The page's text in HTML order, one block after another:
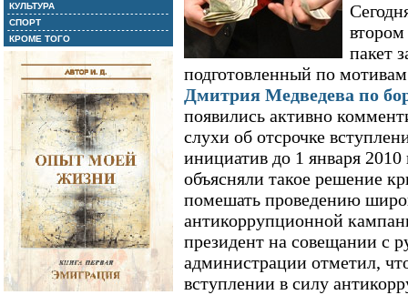
КУЛЬТУРА
СПОРТ
КРОМЕ ТОГО
пакет
подготовленный по
Дмитрия Медведева по
появились активно
слухи об отсрочке
инициатив до 1 января
объясняли такое решение
помешать проведению
антикоррупционной
президент на совещании с
администрации отметил,
вступлении в силу